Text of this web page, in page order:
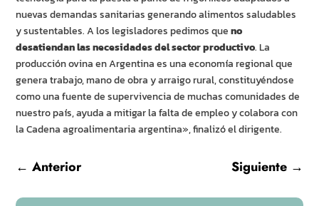
nuevas demandas sanitarias generando alimentos saludables
y sustentables. A los legisladores pedimos queno
desatiendan las necesidades del sector productivo. La
producción ovina en Argentina es una economía regional que
genera trabajo, mano de obra y arraigo rural, constituyéndose
como una fuente de supervivencia de muchas comunidades de
nuestro país, ayuda a mitigar la falta de empleo y colabora con
la Cadena agroalimentaria argentina», finalizó el dirigente.
←Anterior Siguiente→